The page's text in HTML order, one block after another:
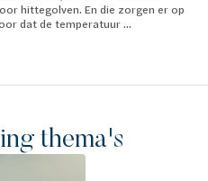
hittegolven. En die zorgen er op
dat de temperatuur ...
thema's